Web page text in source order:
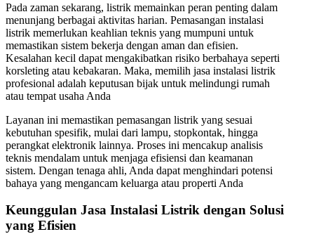
Pada zaman sekarang, listrik memainkan peran penting dalam
menunjang berbagai aktivitas harian. Pemasangan instalasi
listrik memerlukan keahlian teknis yang mumpuni untuk
memastikan sistem bekerja dengan aman dan efisien.
Kesalahan kecil dapat mengakibatkan risiko berbahaya seperti
korsleting atau kebakaran. Maka, memilih jasa instalasi listrik
profesional adalah keputusan bijak untuk melindungi rumah
atau tempat usaha Anda
Layanan ini memastikan pemasangan listrik yang sesuai
kebutuhan spesifik, mulai dari lampu, stopkontak, hingga
perangkat elektronik lainnya. Proses ini mencakup analisis
teknis mendalam untuk menjaga efisiensi dan keamanan
sistem. Dengan tenaga ahli, Anda dapat menghindari potensi
bahaya yang mengancam keluarga atau properti Anda
Keunggulan Jasa Instalasi Listrik dengan Solusi
yang Efisien